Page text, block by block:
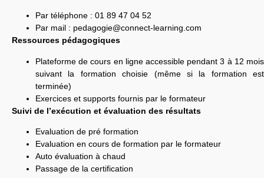
Par téléphone : 01 89 47 04 52
Par mail : pedagogie@connect-learning.com
Ressources pédagogiques
Plateforme de cours en ligne accessible pendant 3 à 12 mois
suivant la formation choisie (même si la formation est
terminée)
Exercices et supports fournis par le formateur
Suivi de l’exécution et évaluation des résultats
Evaluation de pré formation
Evaluation en cours de formation par le formateur
Auto évaluation à chaud
Passage de la certification